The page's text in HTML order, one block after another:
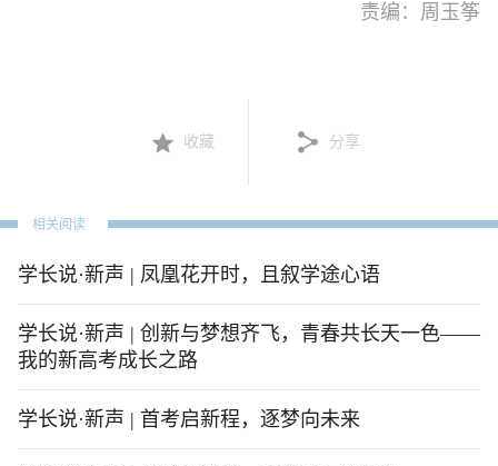
责编：周玉筝
收藏 分享
相关阅读
学长说·新声 | 凤凰花开时，且叙学途心语
学长说·新声 | 创新与梦想齐飞，青春共长天一色——
我的新高考成长之路
学长说·新声 | 首考启新程，逐梦向未来